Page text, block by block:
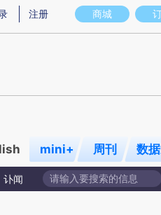
图存在偏差。不代表财新观点和立场。
商城
注册
mini+ 周刊 数
讣闻